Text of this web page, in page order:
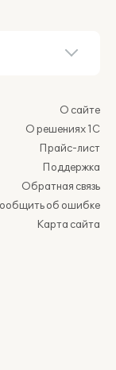
О сайте
О решениях 1С
Прайс-лист
Поддержка
Обратная связь
об ошибке
Карта сайта